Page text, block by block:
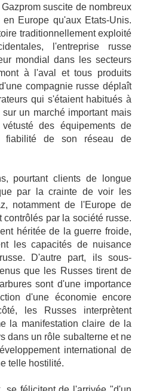
suscite de nombreux
Europe qu'aux Etats-Unis.
traditionnellement exploité
l'entreprise russe
mondial dans les secteurs
à l'aval et tous produits
compagnie russe déplaît
qui s'étaient habitués à
un marché important mais
des équipements de
de son réseau de
pourtant clients de longue
par la crainte de voir les
notamment de l'Europe de
contrôlés par la société russe.
héritée de la guerre froide,
les capacités de nuisance
D'autre part, ils sous-
que les Russes tirent de
sont d'une importance
d'une économie encore
les Russes interprètent
la manifestation claire de la
dans un rôle subalterne et ne
international de
telle hostilité.